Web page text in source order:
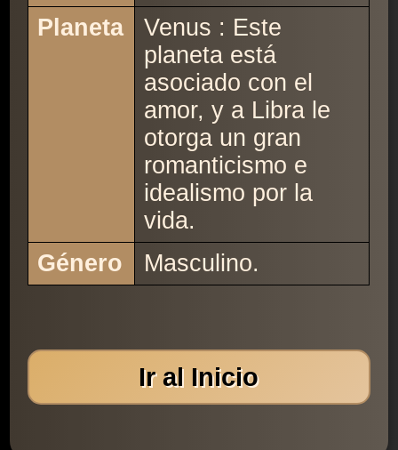
Planeta
Venus : Este
planeta está
asociado con el
amor, y a Libra le
otorga un gran
romanticismo e
idealismo por la
vida.
Género
Masculino.
Ir al Inicio